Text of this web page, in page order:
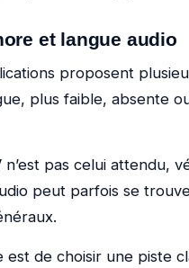
et langue audio
proposent
plus faible, absente
n’est pas celui attendu,
peut parfois se
est de choisir une piste